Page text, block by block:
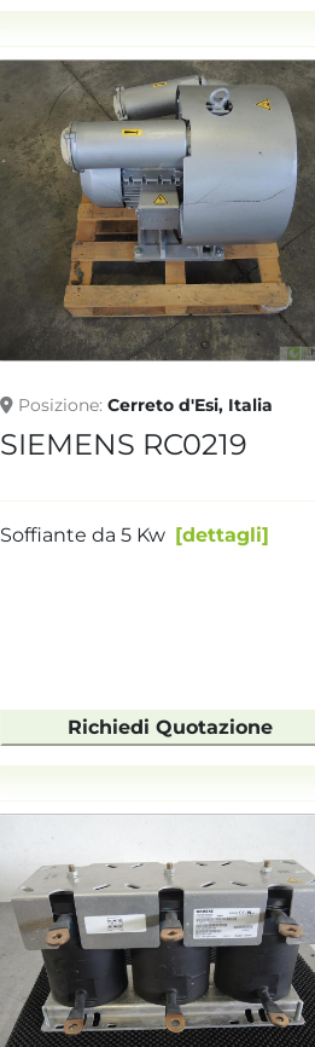
Posizione Cerreto d'Esi, Italia
SIEMENS RC0219
Soffiante da 5 Kw dettagli
Richiedi Quotazione